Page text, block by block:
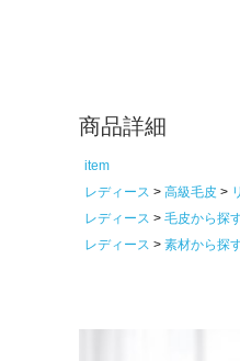
商品詳細
item
レディース
高級毛皮
レディース
毛皮から探
レディース
素材から探